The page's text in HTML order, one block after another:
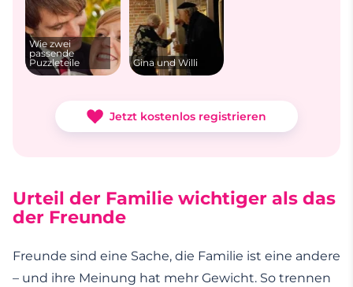
Wie zwei
passende
Puzzleteile
Gina und Willi
Jetzt kostenlos registrieren
Urteil der Familie wichtiger als das
der Freunde
Freunde sind eine Sache, die Familie ist eine andere
– und ihre Meinung hat mehr Gewicht. So trennen